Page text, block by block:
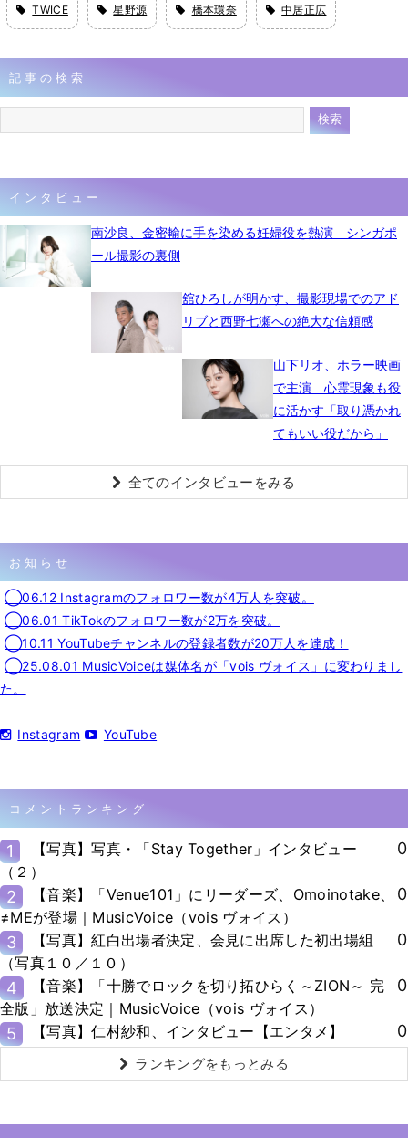
TWICE 星野源 橋本環奈 中居正広
記事の検索
インタビュー
南沙良、金密輸に手を染める妊婦役を熱演 シンガポ
ール撮影の裏側
舘ひろしが明かす、撮影現場でのアド
リブと西野七瀬への絶大な信頼感
山下リオ、ホラー映画
で主演 心霊現象も役
に活かす「取り憑かれ
てもいい役だから」
全てのインタビューをみる
お知らせ
◯06.12 Instagramのフォロワー数が4万人を突破。
◯06.01 TikTokのフォロワー数が2万を突破。
◯10.11 YouTubeチャンネルの登録者数が20万人を達成！
◯25.08.01 MusicVoiceは媒体名が「vois ヴォイス」に変わりまし
た。
Instagram YouTube
コメントランキング
1
【写真】写真・「Stay Together」インタビュー
（２）
0
2
【音楽】「Venue101」にリーダーズ、Omoinotake、
≠MEが登場｜MusicVoice（vois ヴォイス）
0
3
【写真】紅白出場者決定、会見に出席した初出場組
（写真１０／１０）
0
4
【音楽】「十勝でロックを切り拓ひらく～ZION～ 完
全版」放送決定｜MusicVoice（vois ヴォイス）
0
5 【写真】仁村紗和、インタビュー【エンタメ】 0
ランキングをもっとみる